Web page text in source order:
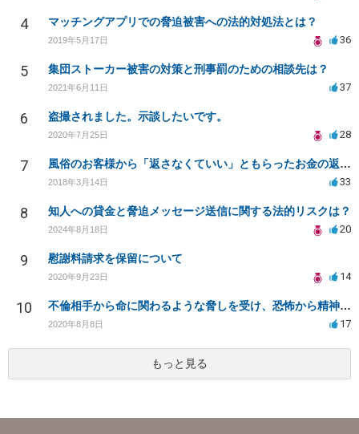
4 マッチングアプリでの脅迫被害への法的対処法とは？
2019年5月17日 36
5 集団ストーカー被害の対策と刑事罰のための相談先は？
2021年6月11日 37
6 盗撮されました。示談したいです。
2020年7月25日 28
7 風俗のお客様から「返さなくていい」ともらったお金の返済を強要されています
2018年3月14日 33
8 知人への貸金と脅迫メッセージ送信に関する法的リスクは？
2024年8月18日 20
9 慰謝料請求を保留について
2020年9月23日 14
10 不倫相手から命に関わるような脅しを受け、恐怖から精神的にまいっています。
2020年8月8日 17
もっと見る